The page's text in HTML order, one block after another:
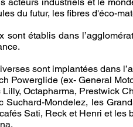
du futur, les fibres d'éco-
sont établis dans
sont implantées dans
Powerglide (ex- General
Octapharma, Prestwick
Mondelez, les
Sati, Reck et Henri et les